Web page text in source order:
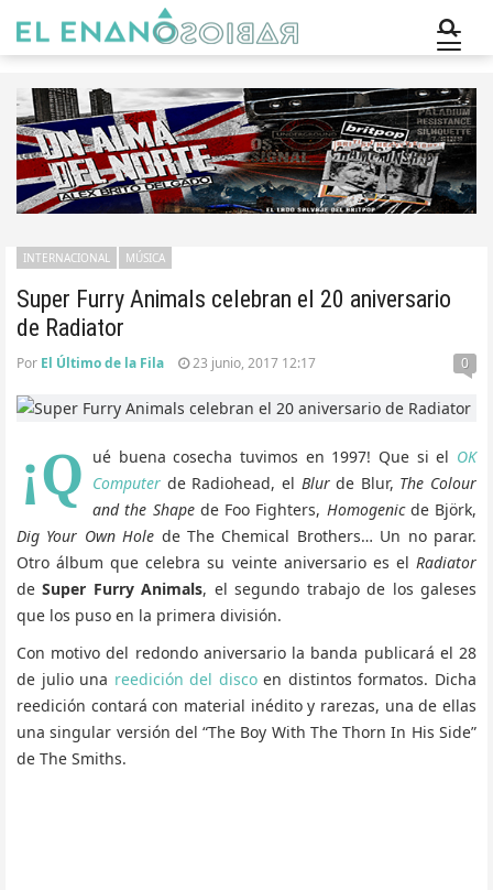
Super Furry Animals celebran el 20 aniversario
de Radiator
INTERNACIONAL MÚSICA
Por El Último de la Fila 23 junio, 2017 12:17 0
¡Q ué buena cosecha tuvimos en 1997! Que si el OK
Computer de Radiohead, el Blurde Blur, The Colour
and the Shapede Foo Fighters, Homogenicde Björk,
Dig Your Own Hole de The Chemical Brothers… Un no parar.
Otro álbum que celebra su veinte aniversario es el Radiator
deSuper Furry Animals, el segundo trabajo de los galeses
que los puso en la primera división.
Con motivo del redondo aniversario la banda publicará el 28
de julio una reedición del discoen distintos formatos. Dicha
reedición contará con material inédito y rarezas, una de ellas
una singular versión del “The Boy With The Thorn In His Side”
de The Smiths.